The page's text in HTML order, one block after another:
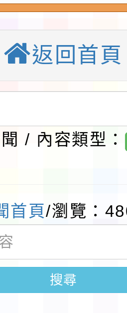
理後續甄選)
點」1份
案
補助參觀特色
實施計畫」
安中心白海豚
人才培育課程
市115學年度
通訊傳播委員
防空）演習－
行計畫」
金融知識線上
學年度第1學
代課鐘點教
園市115學年
返回首頁
/ 內容類型：
首頁/瀏覽：
搜尋